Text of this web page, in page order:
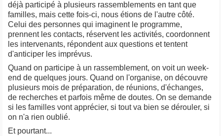
déjà participé à plusieurs rassemblements en tant que
familles, mais cette fois-ci, nous étions de l'autre côté.
Celui des personnes qui imaginent le programme,
prennent les contacts, réservent les activités, coordonnent
les intervenants, répondent aux questions et tentent
d'anticiper les imprévus.
Quand on participe à un rassemblement, on voit un week-
end de quelques jours. Quand on l'organise, on découvre
plusieurs mois de préparation, de réunions, d'échanges,
de recherches et parfois même de doutes. On se demande
si les familles vont apprécier, si tout va bien se dérouler, si
on n'a rien oublié.
Et pourtant...